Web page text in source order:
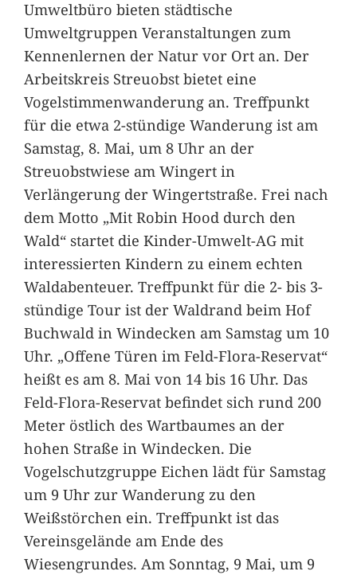
Umweltbüro bieten städtische
Umweltgruppen Veranstaltungen zum
Kennenlernen der Natur vor Ort an. Der
Arbeitskreis Streuobst bietet eine
Vogelstimmenwanderung an. Treffpunkt
für die etwa 2-stündige Wanderung ist am
Samstag, 8. Mai, um 8 Uhr an der
Streuobstwiese am Wingert in
Verlängerung der Wingertstraße. Frei nach
dem Motto „Mit Robin Hood durch den
Wald“ startet die Kinder-Umwelt-AG mit
interessierten Kindern zu einem echten
Waldabenteuer. Treffpunkt für die 2- bis 3-
stündige Tour ist der Waldrand beim Hof
Buchwald in Windecken am Samstag um 10
Uhr. „Offene Türen im Feld-Flora-Reservat“
heißt es am 8. Mai von 14 bis 16 Uhr. Das
Feld-Flora-Reservat befindet sich rund 200
Meter östlich des Wartbaumes an der
hohen Straße in Windecken. Die
Vogelschutzgruppe Eichen lädt für Samstag
um 9 Uhr zur Wanderung zu den
Weißstörchen ein. Treffpunkt ist das
Vereinsgelände am Ende des
Wiesengrundes. Am Sonntag, 9 Mai, um 9